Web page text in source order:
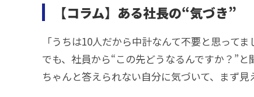
【コラム】ある社長の“気づき”
「うちは10人だから中計なんて不要と思ってま
でも、社員から“この先どうなるんですか？”と
ちゃんと答えられない自分に気づいて、まず見